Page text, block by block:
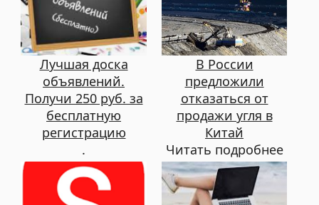
Лучшая доска
объявлений.
Получи 250 руб. за
бесплатную
регистрацию
.
В России
предложили
отказаться от
продажи угля в
Китай
Читать подробнее